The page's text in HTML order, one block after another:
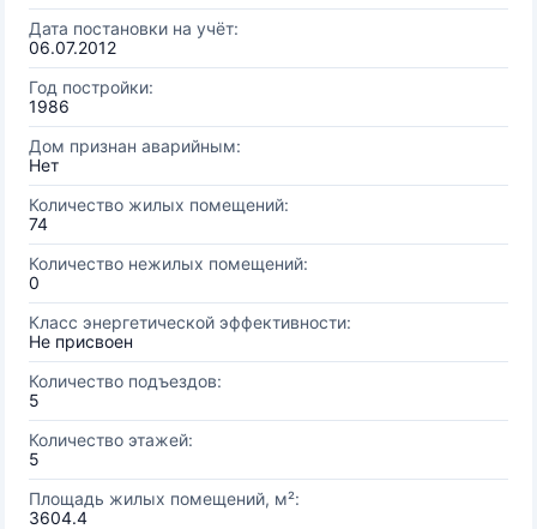
Дата постановки на учёт:
06.07.2012
Год постройки:
1986
Дом признан аварийным:
Нет
Количество жилых помещений:
74
Количество нежилых помещений:
0
Класс энергетической эффективности:
Не присвоен
Количество подъездов:
5
Количество этажей:
5
Площадь жилых помещений, м²:
3604.4